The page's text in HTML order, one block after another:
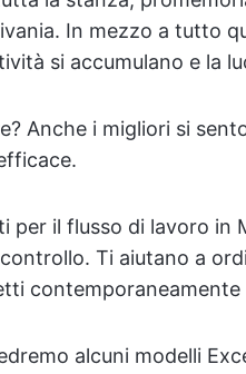
In mezzo a tutto
si accumulano e la
Anche i migliori si
per il flusso di lavoro
Ti aiutano a
alcuni modelli